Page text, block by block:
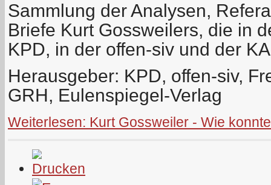
Sammlung der Analysen,
Briefe Kurt Gossweilers, die in
KPD, in der offen-siv und der
Herausgeber: KPD, offen-siv,
GRH, Eulenspiegel-Verlag
Weiterlesen: Kurt Gossweiler - Wie